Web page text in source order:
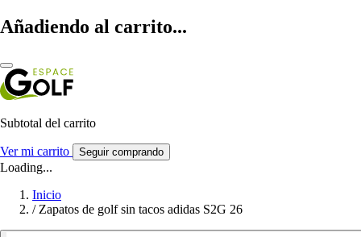
Añadiendo al carrito...
Subtotal del carrito
Ver mi carrito Seguir comprando
Loading...
Inicio
/ Zapatos de golf sin tacos adidas S2G 26